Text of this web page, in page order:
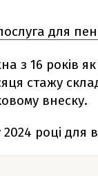
для
з 16 років
стажу
внеску.
році для